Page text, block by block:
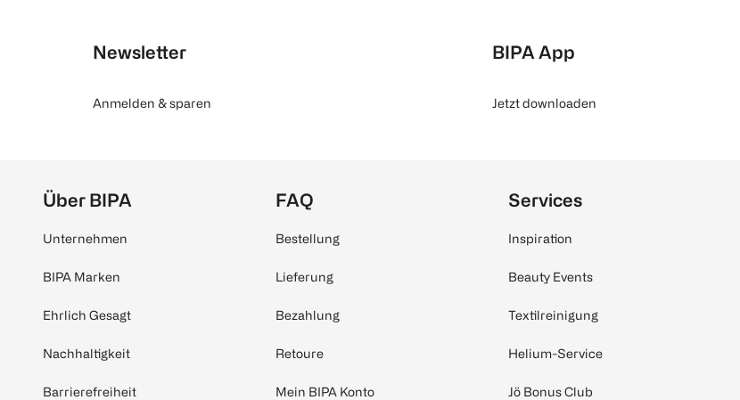
Newsletter
Anmelden & sparen
BIPA App
Jetzt downloaden
Über BIPA
Unternehmen
BIPA Marken
Ehrlich Gesagt
Nachhaltigkeit
Barrierefreiheit
FAQ
Bestellung
Lieferung
Bezahlung
Retoure
Mein BIPA Konto
Services
Inspiration
Beauty Events
Textilreinigung
Helium-Service
Jö Bonus Club